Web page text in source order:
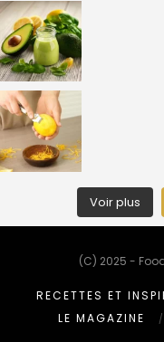
Voir plus
(C) 2025 -
RECETTES ET
LE MAGAZINE